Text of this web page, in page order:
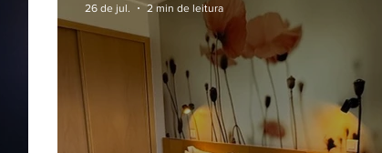
26 de jul.
2 min de leitura